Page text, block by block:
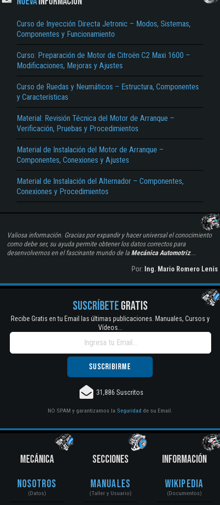
Curso de Inyección Directa Jetronic – Modos, Sistemas,
Componentes y Funcionamiento
Curso: Preparación de Motor de Citroën C2 Maxi 1600 –
Modificaciones, Mejoras y Ajustes
Curso de Ruedas y Neumáticos – Estructura, Componentes
y Características
Material: Revisión Técnica del Motor de Arranque –
Verificación, Pruebas y Procedimientos
Material de Instalación del Motor de Arranque –
Componentes, Conexiones y Ajustes
Material de Instalación del Alternador – Componentes,
Conexiones y Procedimientos
Valiosa información. Gracias por expandir y hacer universal el conocimiento
como debe ser, su ayuda permite obtener los datos correctos para
desenvolvernos en el fascinante mundo de la Mecánica Automotriz...
Por: Ing. Mario Romero Lenis
SUSCRÍBETEGRATIS
Recibe Gratis en tu Email las últimas publicaciones. Manuales, Cursos y
Vídeos...
31,886 Suscritos
NO SPAM y garantizamos la Seguridad de su Email.
MECÁNICA
Nosotros
(Datos)
SECCIONES
Manuales
(Taller y Usuario)
INFORMACIÓN
Wikipedia
(Documentos)